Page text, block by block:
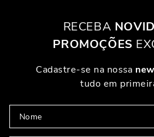
RECEBA
PROMOÇÕES
Cadastre-se na nossa
tudo em